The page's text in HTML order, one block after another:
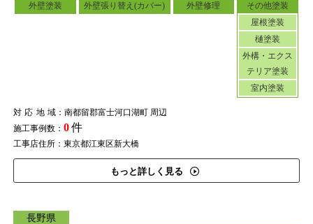
外壁塗装 外壁張り替え(カバー) 外壁修理
その他塗装
屋根塗装
樋塗装
外構・エクス
テリア塗装
室内塗装
対応地域：南都留郡富士河口湖町 周辺
施工事例数： 0件
工事店住所：東京都江東区新大橋
もっと詳しく見る
長野県